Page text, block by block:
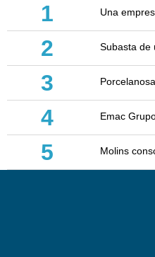
1 Una
2 Subasta de
3
4 Emac
5 Molins